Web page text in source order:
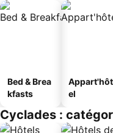
Bed & Brea
kfasts
Appart'hôt
el
Cyclades :